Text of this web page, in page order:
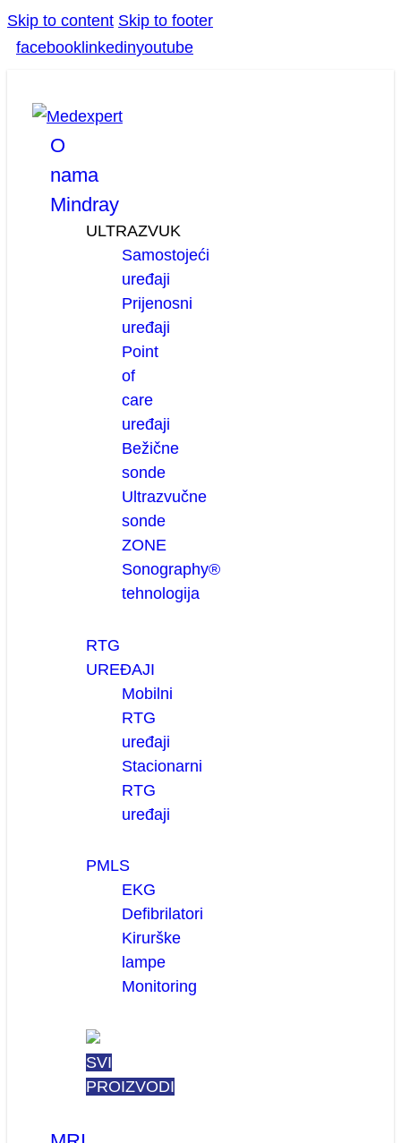
Skip to content Skip to footer
facebook linkedinyoutube
O
nama
Mindray
ULTRAZVUK
Samostojeći
uređaji
Prijenosni
uređaji
Point
of
care
uređaji
Bežične
sonde
Ultrazvučne
sonde
ZONE
Sonography®
tehnologija
RTG
UREĐAJI
Mobilni
RTG
uređaji
Stacionarni
RTG
uređaji
PMLS
EKG
Defibrilatori
Kirurške
lampe
Monitoring
SVI
PROIZVODI